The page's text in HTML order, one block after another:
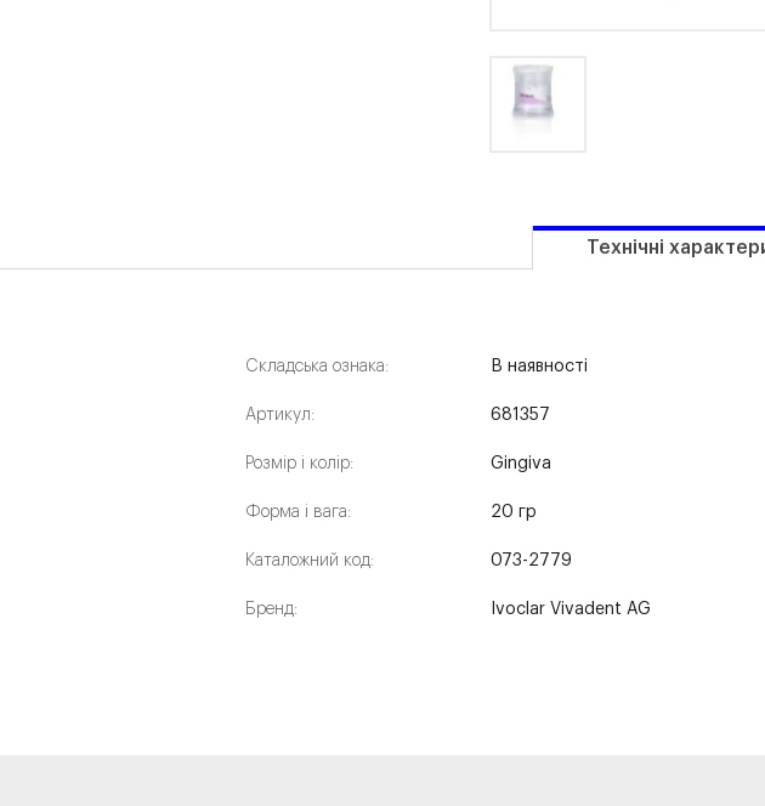
Технічні
Складська ознака:
Артикул:
Розмір і колір:
Форма і вага:
Каталожний код:
Бренд:
В наявності
681357
Gingiva
20 гр
073-2779
Ivoclar Vivadent AG